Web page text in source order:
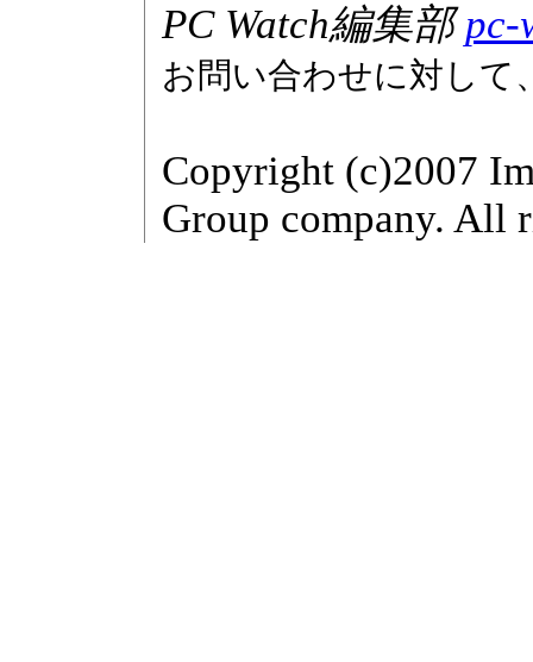
PC Watch編集部pc-
お問い合わせに対して
Copyright (c)2007
Group company. All